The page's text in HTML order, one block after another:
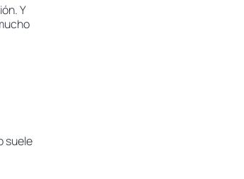
Y
suele